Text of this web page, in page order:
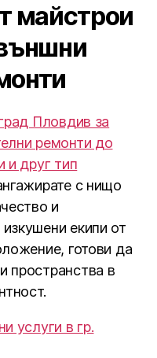
майстрои
Пловдив за
ремонти до
и друг тип
с нищо
и
екипи от
готови да
пространства в
услуги в гр.